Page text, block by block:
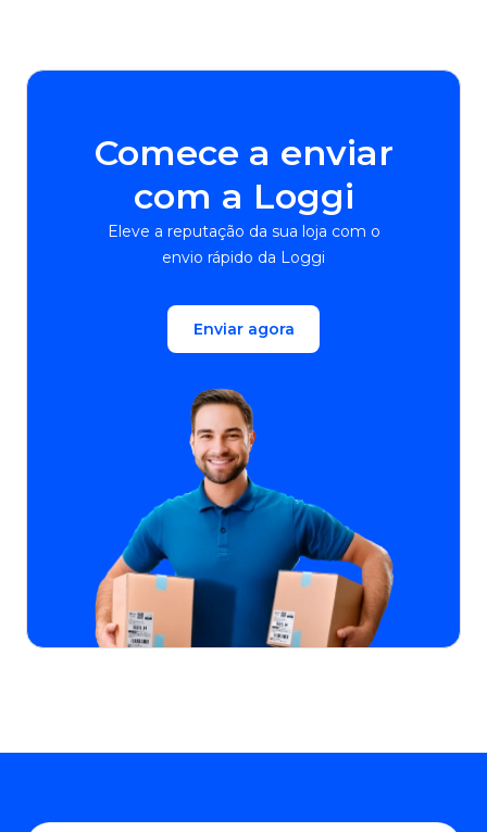
Comece a enviar
com a Loggi
Eleve a reputação da sua loja com o
envio rápido da Loggi
Enviar agora